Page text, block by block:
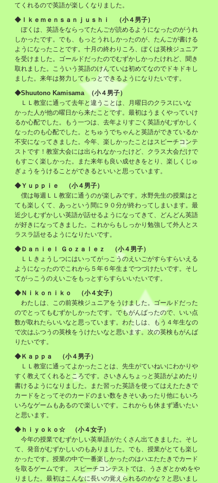
てくれるので英語が楽しくなりました。
◆Ｉｋｅｍｅｎｓａｎｊｕｓｈｉ （小４男子）
ぼくは、英語をならってたんごが読めるようになったのがうれ
しかったです。でも、もっとうれしかったのが、たんごが書ける
ようになったことです。十月の終わりころ、ぼくは英検ジュニア
を受けました。ゴールドだったのでむずかしかったけれど、聞き
取れました。こういう英語のけんていは初めてなのでドキドキし
ました。来年は努力してもっとできるようになりたいです。
◆Shuutono Kamisama （小４男子）
ＬＬ教室に通って去年と違うことは、月曜日のクラスにいな
かった人が他の曜日から来たことです。最初はうまくやっていけ
るか心配でした。もう一つは、去年よりすごく英語がむずかしく
なったのも心配でした。とちゅうでちゃんと英語ができているか
不安になってきました。今年、楽しかったことはスピーチコンテ
ストです！教室大会には出られなかったけど、クラス大会だけで
もすごく楽しかった。また来年も良い成せきをとり、楽しくじゅ
ぎょうをうけることができるといいと思っています。
◆Ｙｕｐｐｉｅ （小４男子）
僕は毎週ＬＬ教室に通うのが楽しみです。水野先生の授業はと
ても楽しくて、あっという間に９０分が終わってしまいます。最
近少しむずかしい英語が話せるようになってきて、どんどん英語
が好きになってきました。これからもしっかり勉強して外人とス
ラスラ話せるようになりたいです。
◆Ｄａｎｉｅｌ Ｇｏｚａｌｅｚ （小４男子）
ＬＬきょうしつにはいってがっこうのえいごがすらすらいえる
ようになったのでこれから５年６年生までつづけたいです。そし
てがっこうのえいごをもっとすらすらいいたいです。
◆Ｎｉｋｏｎｉｋｏ （小４女子）
わたしは、この前英検ジュニアをうけました。ゴールドだった
のでとってもむずかしかったです。でもがんばったので、いい点
数が取れたらいいなと思っています。わたしは、もう４年生なの
で次はふつうの英検をうけたいなと思います。次の英検もがんば
りたいです。
◆Ｋａｐｐａ （小４男子）
ＬＬ教室に通ってよかったことは、先生がていねいにわかりや
すく教えてくれるところです。さいきんちょっと英語がよめたり
書けるようになりました。また習った英語を使ってはえたたきで
カードをとってそのカードのまい数をきそいあったり他にもいろ
いろなゲームもあるので楽しいです。これからも休まず通いたい
と思います。
◆ｈｉｙｏｋｏ☆ （小４女子）
今年の授業でむずかしい英単語がたくさん出てきました。そし
て、発音がむずかしいのもありました。でも、授業がとても楽し
かったです。授業の中で一番楽しかったのはハエたたきでカード
を取るゲームです。 スピーチコンテストでは、うさぎとかめをや
りました。最初はこんなに長いの覚えられるのかな？と思いまし